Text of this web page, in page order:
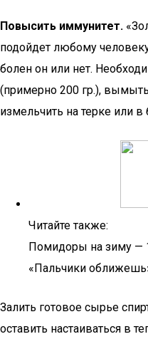
Повысить иммунитет.
подойдет любому
болен он или нет.
(примерно 200 гр.),
измельчить на терке или в
Читайте также:
Помидоры на зиму —
«Пальчики
Залить готовое сырье
оставить настаиваться в